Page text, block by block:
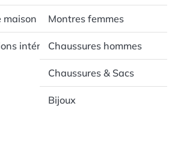
Jouets d’éveil & mobilier
pour bébé
maison
intérieur
Montres femmes
Chaussures hommes
Chaussures & Sacs
Bijoux